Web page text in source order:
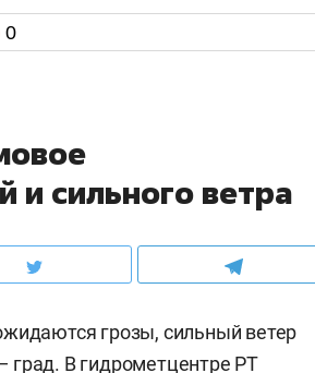
0
и сильного ветра
грозы, сильный ветер
град. В гидрометцентре РТ